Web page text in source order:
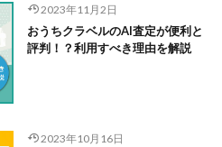
2023年11月2日
おうちクラベルのAI査定が便利と
評判！？利用すべき理由を解説
2023年10月16日